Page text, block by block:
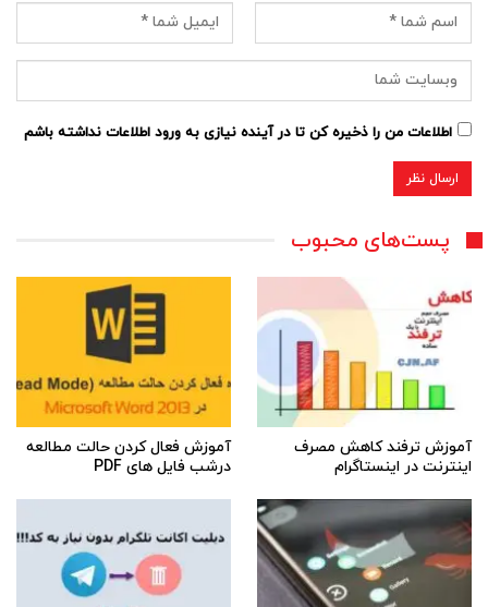
اطلاعات من را ذخیره کن تا در آینده نیازی به ورود اطلاعات نداشته باشم
پست‌های محبوب
آموزش ترفند کاهش مصرف
اینترنت در اینستاگرام
آموزش فعال کردن حالت مطالعه
درشب فایل های PDF